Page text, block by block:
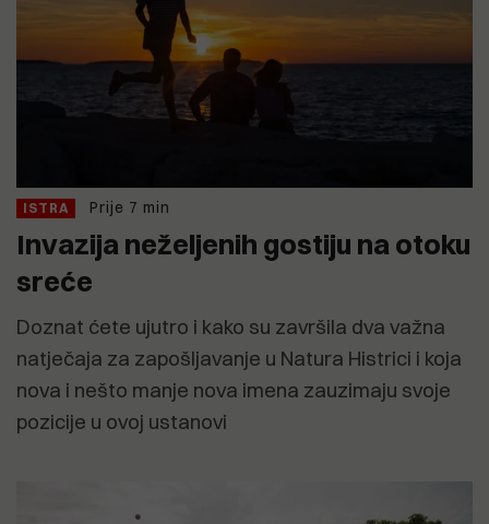
ISTRA Prije 7 min
Invazija neželjenih gostiju na otoku
sreće
Doznat ćete ujutro i kako su završila dva važna
natječaja za zapošljavanje u Natura Histrici i koja
nova i nešto manje nova imena zauzimaju svoje
pozicije u ovoj ustanovi